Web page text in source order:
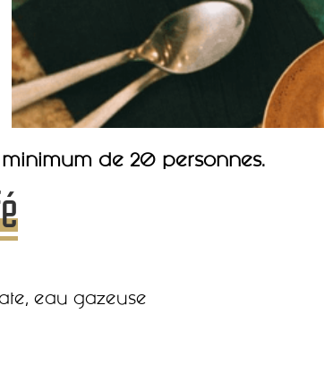
minimum de 20 personnes.
eau gazeuse